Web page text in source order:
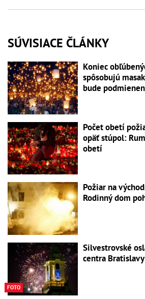
SÚVISIACE ČLÁNKY
Koniec
spôsobujú
bude
Počet obetí
opäť stúpol:
obetí
Požiar na
Rodinný dom
FOTO
Silvestrovské
centra